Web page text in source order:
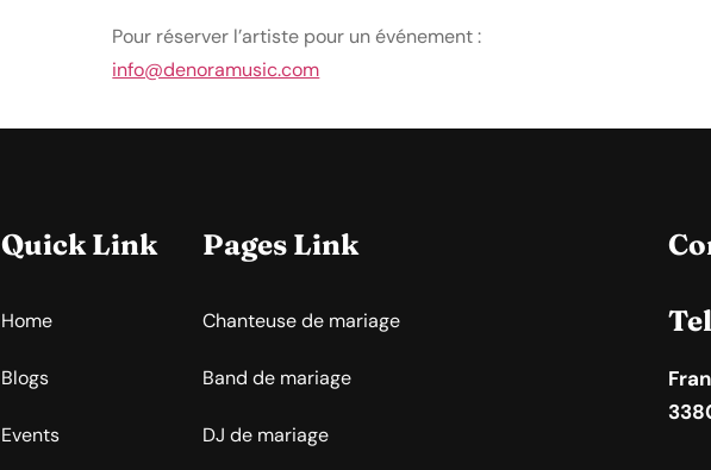
Pour réserver l’artiste pour un événement :
info@denoramusic.com
Quick Link
Home
Blogs
Events
Pages Link
Chanteuse de mariage
Band de mariage
DJ de mariage